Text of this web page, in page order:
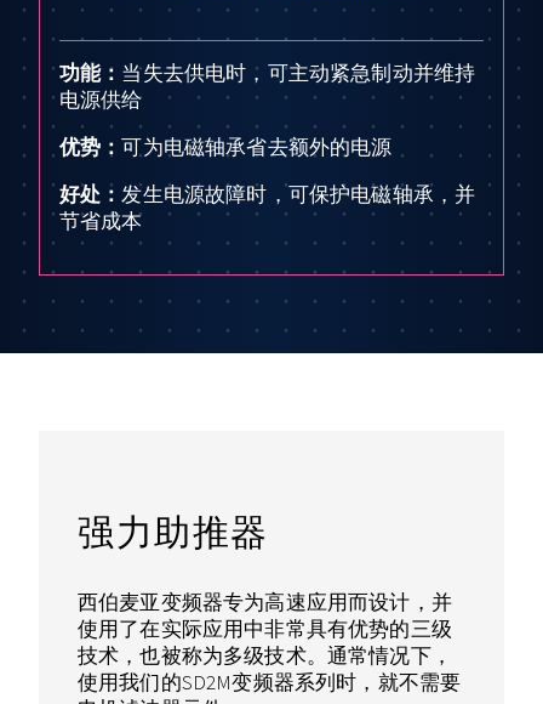
功能： 当失去供电时，可主动紧急制动并维持
电源供给
优势：可为电磁轴承省去额外的电源
好处：发生电源故障时，可保护电磁轴承，并
节省成本
强力助推器
西伯麦亚变频器专为高速应用而设计，并
使用了在实际应用中非常具有优势的三级
技术，也被称为多级技术。通常情况下，
使用我们的SD2M变频器系列时，就不需要